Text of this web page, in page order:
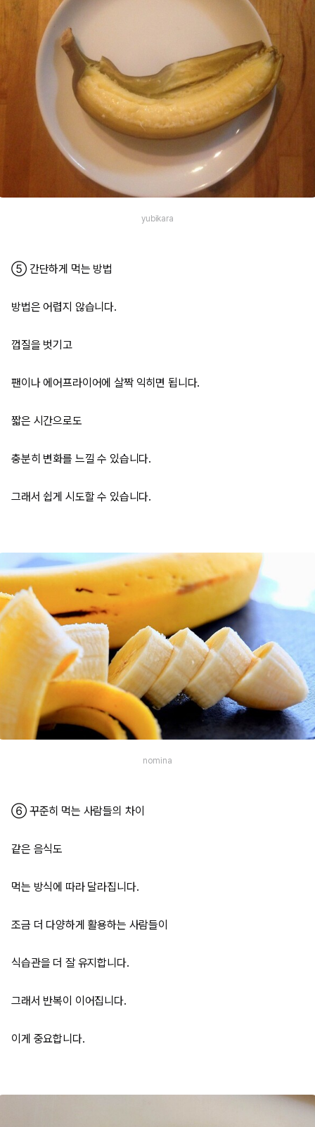
yubikara
⑤ 간단하게 먹는 방법
방법은 어렵지 않습니다.
껍질을 벗기고
팬이나 에어프라이어에 살짝 익히면 됩니다.
짧은 시간으로도
충분히 변화를 느낄 수 있습니다.
그래서 쉽게 시도할 수 있습니다.
nomina
⑥ 꾸준히 먹는 사람들의 차이
같은 음식도
먹는 방식에 따라 달라집니다.
조금 더 다양하게 활용하는 사람들이
식습관을 더 잘 유지합니다.
그래서 반복이 이어집니다.
이게 중요합니다.